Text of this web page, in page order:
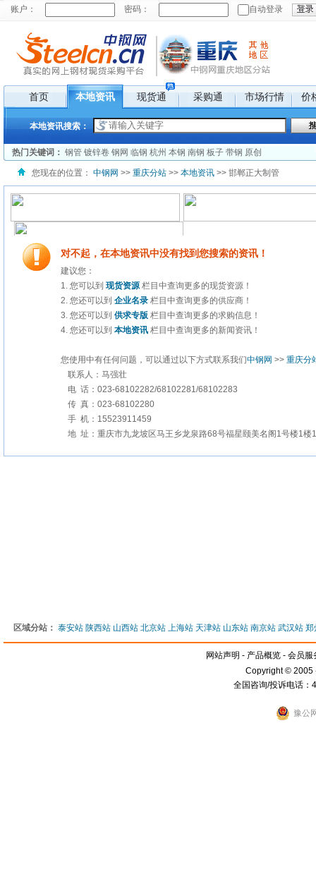
首页 本地资讯 现货通 采购通 市场行情 价
本地资讯搜索：
热门关键词： 钢管 镀锌卷 钢网 临钢 杭州 本钢 南钢 板子 带钢 原创
您现在的位置： 中钢网 >> 重庆分站 >> 本地资讯 >> 邯郸正大制管
对不起，在本地资讯中没有找到您搜索的资讯！
建议您：
1. 您可以到 现货资源栏目中查询更多的现货资源！
2. 您还可以到 企业名录 栏目中查询更多的供应商！
3. 您还可以到 供求专版 栏目中查询更多的求购信息！
4. 您还可以到 本地资讯 栏目中查询更多的新闻资讯！
您使用中有任何问题，可以通过以下方式联系我们中钢网 >> 重庆分
联系人：马强壮
电 话：023-68102282/68102281/68102283
传 真：023-68102280
手 机：15523911459
地 址：重庆市九龙坡区马王乡龙泉路68号福星颐美名阁1号楼1楼
区域分站： 泰安站 陕西站 山西站 北京站 上海站 天津站 山东站 南京站 武汉站 郑
网站声明 - 产品概览 - 会员服
Copyright ©
全国咨询/投诉电话
豫公